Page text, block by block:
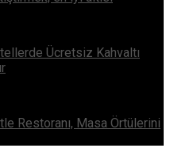
Ücretsiz Kahvaltı
Restoranı, Masa Örtülerini